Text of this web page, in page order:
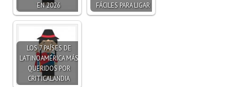
EN 2026
FÁCILES PARA LIGAR
LOS 7 PAÍSES DE
LATINOAMÉRICA MÁS
QUERIDOS POR
CRITICALANDIA